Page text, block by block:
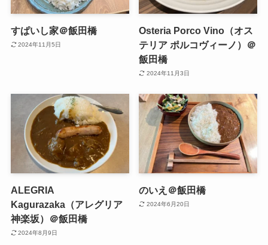
すぱいし家＠飯田橋
2024年11月5日
Osteria Porco Vino（オス
テリア ポルコヴィーノ）＠
飯田橋
2024年11月3日
ALEGRIA
Kagurazaka（アレグリア
神楽坂）＠飯田橋
2024年8月9日
のいえ＠飯田橋
2024年6月20日